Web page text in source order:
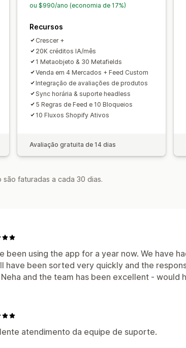
de Número global de item comercial
Otimização de feed
Monitoramento de
formatos
ou $990/ano (economia de 17%)
Recursos
Crescer +
20K créditos IA/mês
1 Metaobjeto & 30 Metafields
Venda em 4 Mercados + Feed Custom
Integração de avaliações de produtos
Sync horária & suporte headless
5 Regras de Feed e 10 Bloqueios
10 Fluxos Shopify Ativos
Avaliação gratuita de 14 dias
são faturadas a cada 30 dias.
been using the app for a year now. We have
have been sorted very quickly and the
and the team has been excellent - would
atendimento da equipe de suporte.